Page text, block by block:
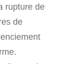
rupture de
de